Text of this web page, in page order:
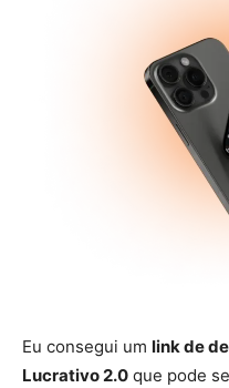
Eu consegui um link de
Lucrativo 2.0 que pode